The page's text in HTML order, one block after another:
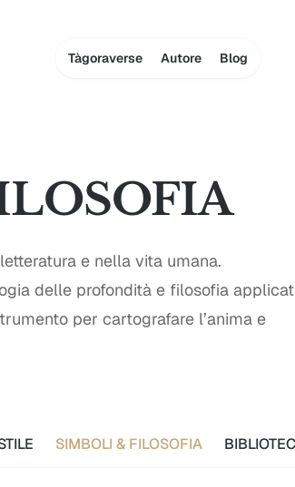
Tàgoraverse Autore Blog
e nella vita umana.
delle profondità e filosofia
per cartografare l’anima e
SIMBOLI & FILOSOFIA